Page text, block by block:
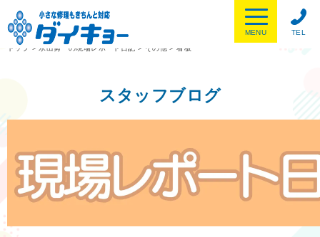
TEL
MENU
トップ
> 水出勇一の現場レポート日記 > その他 >看板
スタッフブログ